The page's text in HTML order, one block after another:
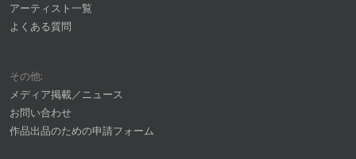
アーティスト一覧
よくある質問
その他:
メディア掲載／ニュース
お問い合わせ
作品出品のための申請フォーム